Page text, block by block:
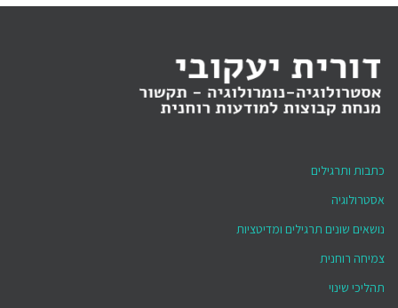
כתבות ותרגילים
אסטרולוגיה
נושאים שונים תרגילים ומדיטציות
צמיחה רוחנית
תהליכי שינוי